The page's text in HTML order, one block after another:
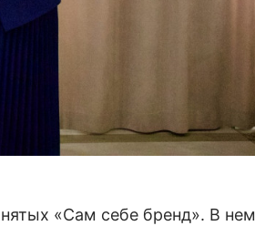
«Сам себе бренд». В нем